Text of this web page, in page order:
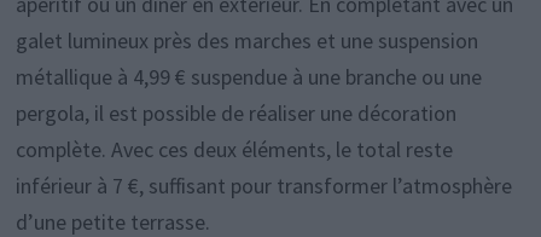
galet lumineux près des marches et une suspension
métallique à 4,99 € suspendue à une branche ou une
pergola, il est possible de réaliser une décoration
complète. Avec ces deux éléments, le total reste
inférieur à 7 €, suffisant pour transformer l’atmosphère
d’une petite terrasse.